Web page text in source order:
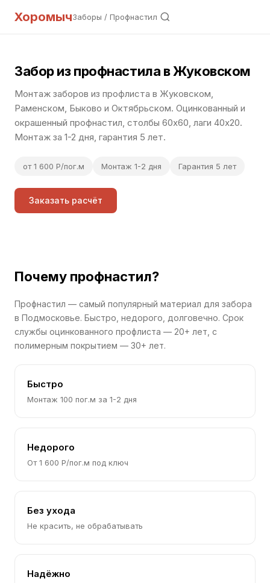
ХоромычЗаборы / Профнастил
Забор из профнастила в Жуковском
Монтаж заборов из профлиста в Жуковском,
Раменском, Быково и Октябрьском. Оцинкованный и
окрашенный профнастил, столбы 60x60, лаги 40x20.
Монтаж за 1-2 дня, гарантия 5 лет.
от 1 600 Р/пог.м Монтаж 1-2 дня Гарантия 5 лет
Заказать расчёт
Почему профнастил?
Профнастил — самый популярный материал для забора
в Подмосковье. Быстро, недорого, долговечно. Срок
службы оцинкованного профлиста — 20+ лет, с
полимерным покрытием — 30+ лет.
Быстро
Монтаж 100 пог.м за 1-2 дня
Недорого
От 1 600 Р/пог.м под ключ
Без ухода
Не красить, не обрабатывать
Надёжно